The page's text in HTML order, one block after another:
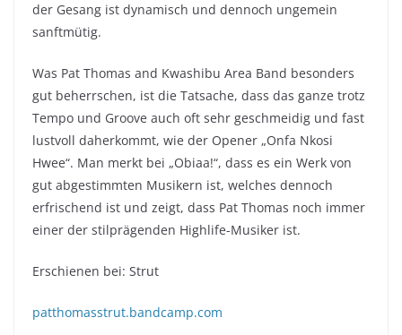
der Gesang ist dynamisch und dennoch ungemein
sanftmütig.
Was Pat Thomas and Kwashibu Area Band besonders
gut beherrschen, ist die Tatsache, dass das ganze trotz
Tempo und Groove auch oft sehr geschmeidig und fast
lustvoll daherkommt, wie der Opener „Onfa Nkosi
Hwee“. Man merkt bei „Obiaa!“, dass es ein Werk von
gut abgestimmten Musikern ist, welches dennoch
erfrischend ist und zeigt, dass Pat Thomas noch immer
einer der stilprägenden Highlife-Musiker ist.
Erschienen bei: Strut
patthomasstrut.bandcamp.com